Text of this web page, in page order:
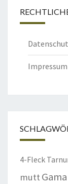
Impressum
4-Fleck
mutt